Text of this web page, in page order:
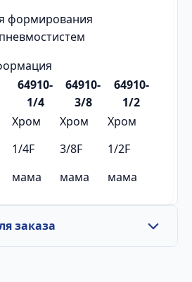
формирования
64910-
1/4
64910-
3/8
64910-
1/2
Хром Хром
Хром
1/4F 3/8F
1/2F
мама мама мама
заказа